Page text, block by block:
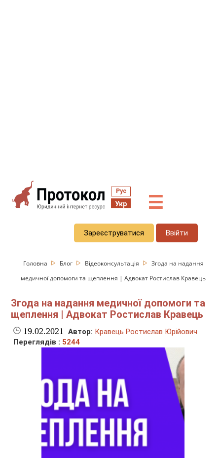
Рус
Укр ☰
Зареєструватися Ввійти
Головна Блог Відеоконсультація
Згода на надання
медичної допомоги та щеплення | Адвокат Ростислав Кравець
Згода на надання медичної допомоги та
щеплення | Адвокат Ростислав Кравець
19.02.2021 Автор: Кравець Ростислав Юрійович
Переглядів : 5244